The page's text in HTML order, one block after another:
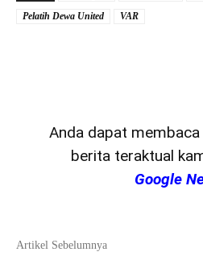
Pelatih Dewa United
VAR
Anda dapat
berita teraktual
Google
Artikel Sebelumnya